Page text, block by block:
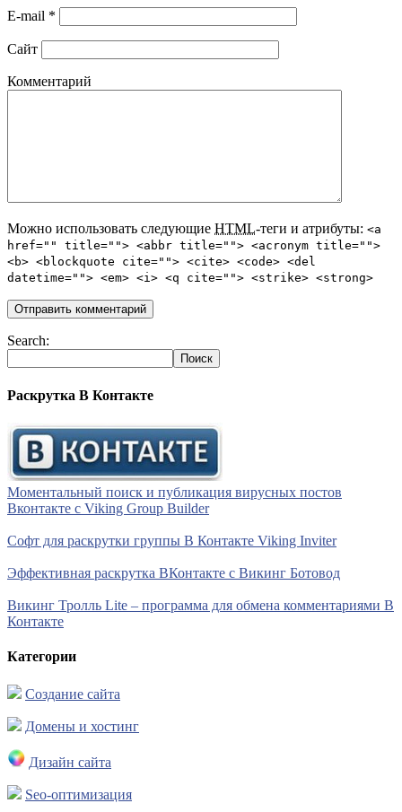
E-mail *
Сайт
Комментарий
Можно использовать следующие HTML-теги и атрибуты: <a
href="" title=""> <abbr title=""> <acronym title="">
<b> <blockquote cite=""> <cite> <code> <del
datetime=""> <em> <i> <q cite=""> <strike> <strong>
Search:
Раскрутка В Контакте
Моментальный поиск и публикация вирусных постов
Вконтакте с Viking Group Builder
Софт для раскрутки группы В Контакте Viking Inviter
Эффективная раскрутка ВКонтакте с Викинг Ботовод
Викинг Тролль Lite – программа для обмена комментариями В
Контакте
Категории
Создание сайта
Домены и хостинг
Дизайн сайта
Seo-оптимизация